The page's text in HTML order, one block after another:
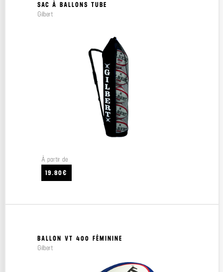
SAC À BALLONS TUBE
Gilbert
À partir de
19.80€
BALLON VT 400 FÉMININE
Gilbert